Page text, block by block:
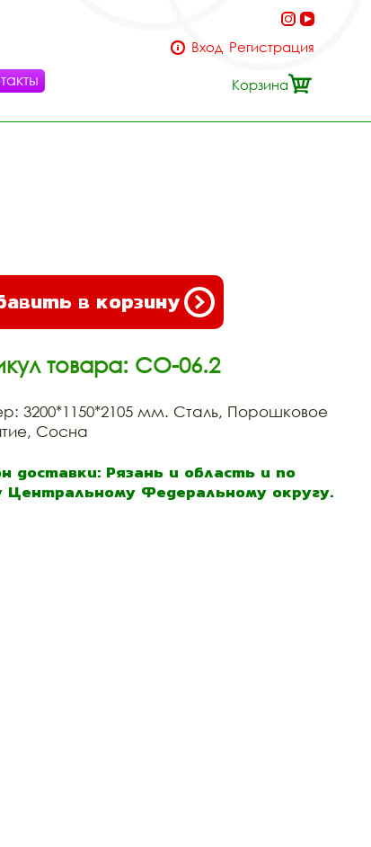
Вход Регистрация
Корзина
в корзину
товара: СО-06.2
3200*1150*2105 мм. Сталь, Порошковое
Сосна
доставки: Рязань и область и по
Центральному Федеральному округу.